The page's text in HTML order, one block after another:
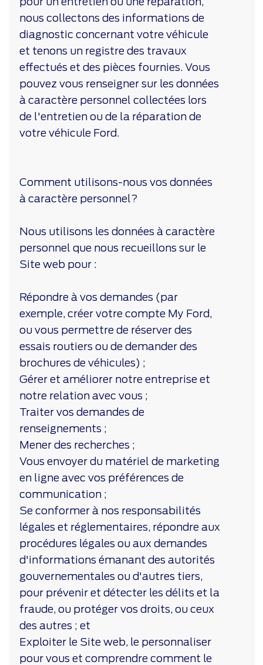
nous collectons des informations de
diagnostic concernant votre véhicule
et tenons un registre des travaux
effectués et des pièces fournies. Vous
pouvez vous renseigner sur les données
à caractère personnel collectées lors
de l'entretien ou de la réparation de
votre véhicule Ford.
Comment utilisons-nous vos données
à caractère personnel?
Nous utilisons les données à caractère
personnel que nous recueillons sur le
Site web pour :
Répondre à vos demandes (par
exemple, créer votre compte My Ford,
ou vous permettre de réserver des
essais routiers ou de demander des
brochures de véhicules) ;
Gérer et améliorer notre entreprise et
notre relation avec vous ;
Traiter vos demandes de
renseignements ;
Mener des recherches ;
Vous envoyer du matériel de marketing
en ligne avec vos préférences de
communication ;
Se conformer à nos responsabilités
légales et réglementaires, répondre aux
procédures légales ou aux demandes
d'informations émanant des autorités
gouvernementales ou d'autres tiers,
pour prévenir et détecter les délits et la
fraude, ou protéger vos droits, ou ceux
des autres ; et
Exploiter le Site web, le personnaliser
pour vous et comprendre comment le